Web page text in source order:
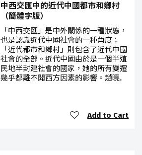
中西交匯中的近代中國都市和鄉村
（簡體字版）
「中西交匯」是中外關係的一種狀態，
也是認識近代中國社會的一種角度；
「近代都市和鄉村」則包含了近代中國
社會的全部。近代中國由於是一個半殖
民地半封建社會的國家，她的所有變遷
幾乎都離不開西方因素的影響。趙曉..
Add to Cart